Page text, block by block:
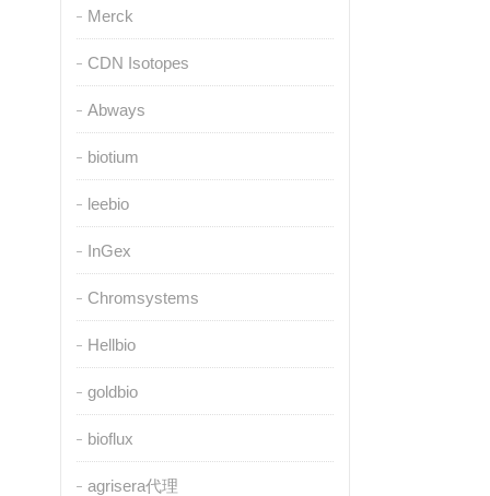
Merck
CDN Isotopes
Abways
biotium
leebio
InGex
Chromsystems
Hellbio
goldbio
bioflux
agrisera代理